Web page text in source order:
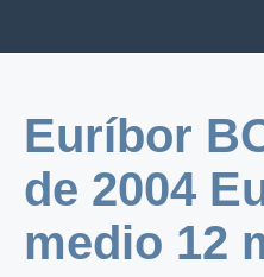
Euríbor
de 2004
medio 12